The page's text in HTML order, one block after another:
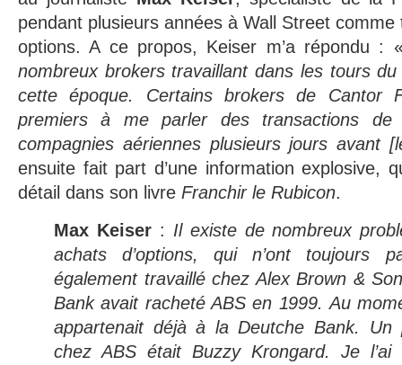
pendant plusieurs années à Wall Street
options. A ce propos, Keiser m’a répondu :
nombreux brokers travaillant dans les tours
cette époque. Certains brokers de Cantor
premiers à me parler des transactions
compagnies aériennes plusieurs jours avant
ensuite fait part d’une information explosive,
détail dans son livre Franchir le Rubicon.
Max Keiser : Il existe de nombreux
achats d’options, qui n’ont toujours
également travaillé chez Alex Brown &
Bank avait racheté ABS en 1999. Au
appartenait déjà à la Deutche Bank. Un
chez ABS était Buzzy Krongard. Je l’ai